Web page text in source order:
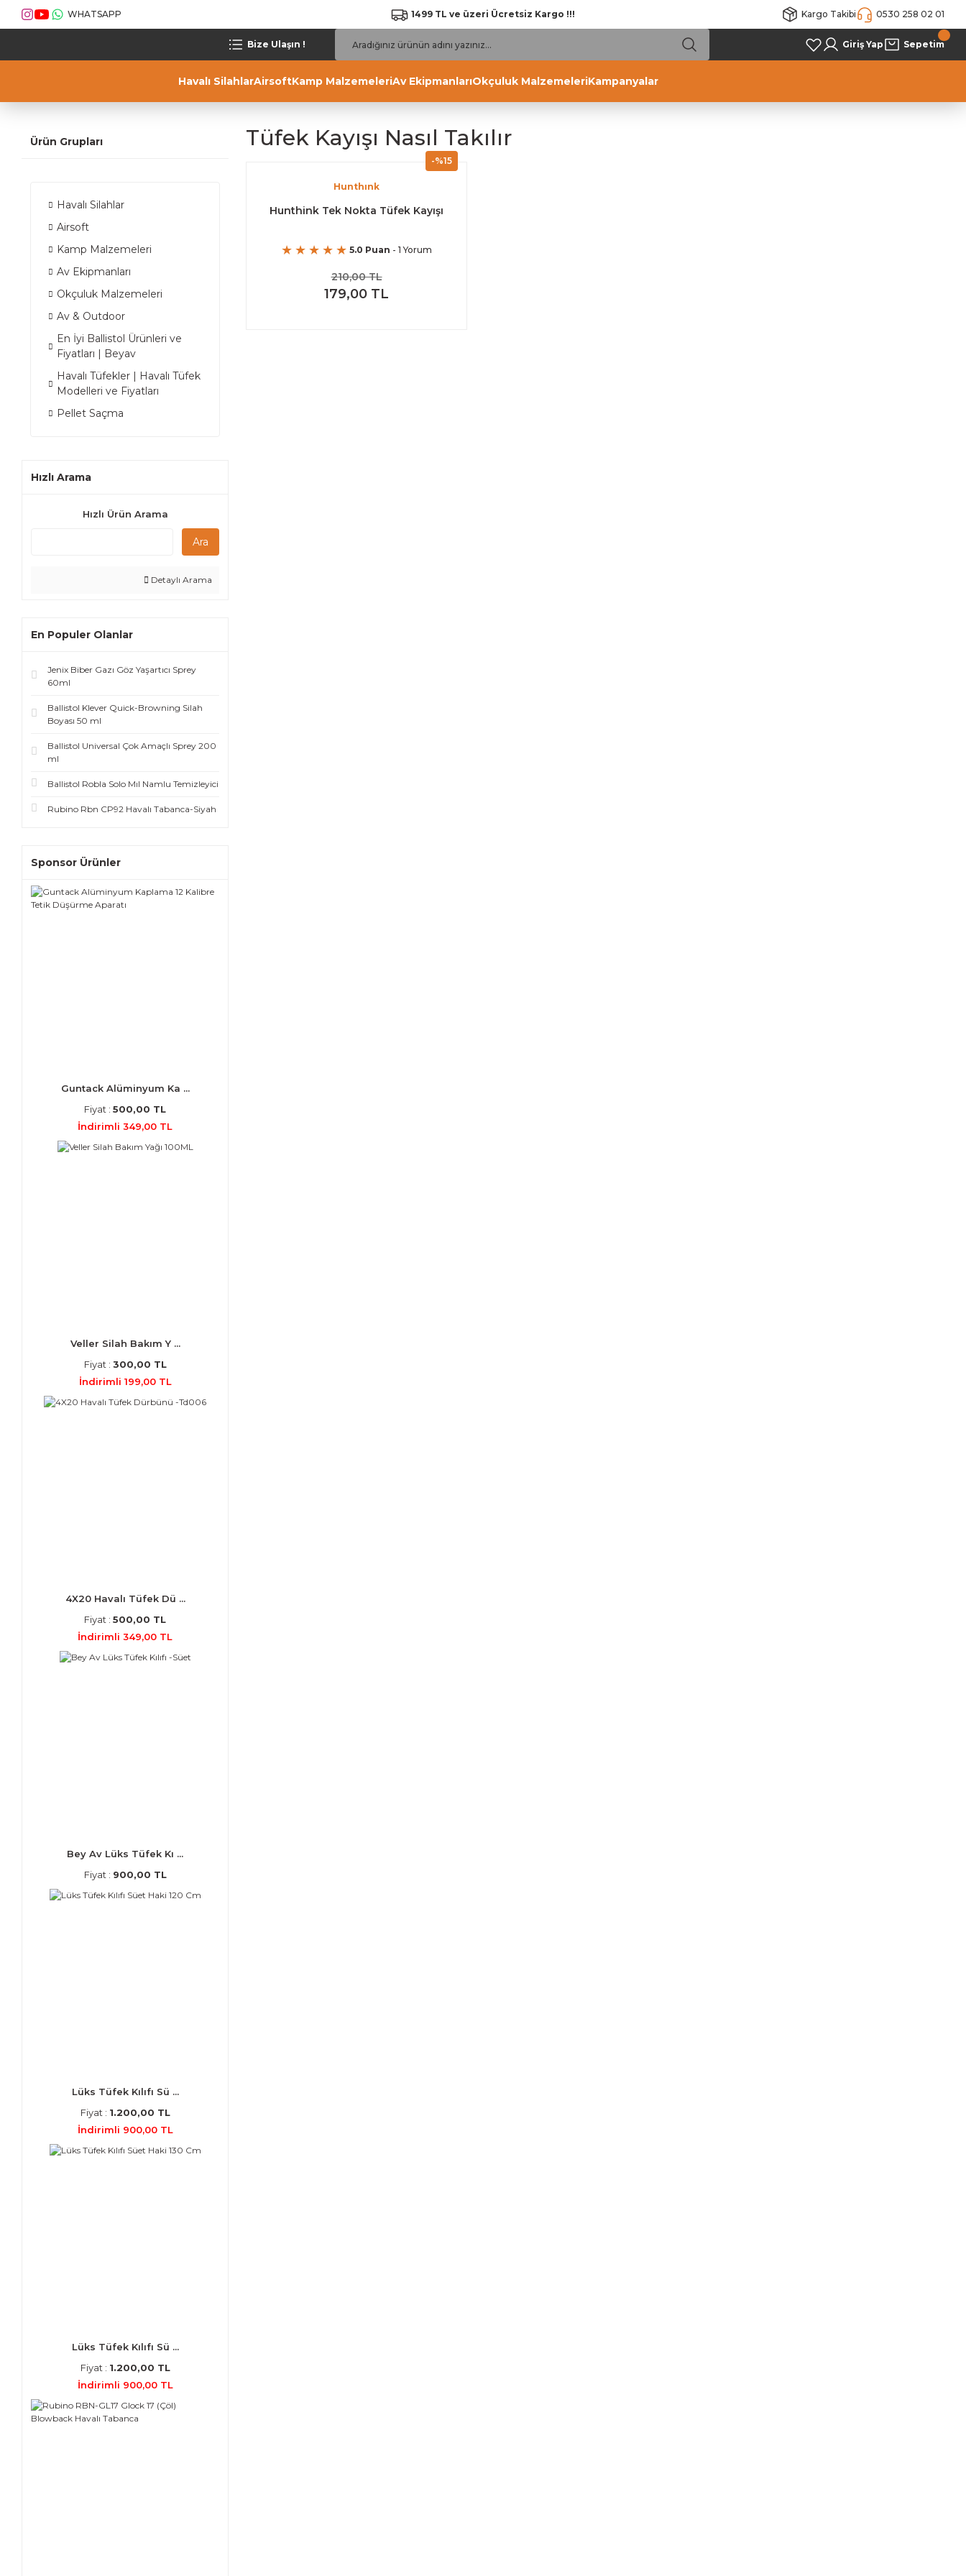
WHATSAPP 1499 TL ve üzeri Ücretsiz Kargo !!! Kargo Takibi 0530 258 02 01
Bize Ulaşın ! Giriş Yap Sepetim
Havalı SilahlarAirsoftKamp MalzemeleriAv EkipmanlarıOkçuluk MalzemeleriKampanyalar
Ürün Grupları
Havalı Silahlar
Airsoft
Kamp Malzemeleri
Av Ekipmanları
Okçuluk Malzemeleri
Av & Outdoor
En İyi Ballistol Ürünleri ve
Fiyatları | Beyav
Havalı Tüfekler | Havalı Tüfek
Modelleri ve Fiyatları
Pellet Saçma
Hızlı Arama
Hızlı Ürün Arama
Ara
Detaylı Arama
En Populer Olanlar
Jenix Biber Gazı Göz Yaşartıcı Sprey
60ml
Ballistol Klever Quick-Browning Silah
Boyası 50 ml
Ballistol Universal Çok Amaçlı Sprey 200
ml
Ballistol Robla Solo Mıl Namlu Temizleyici
Rubino Rbn CP92 Havalı Tabanca-Siyah
Sponsor Ürünler
Guntack Alüminyum Ka ...
Fiyat : 500,00 TL
İndirimli 349,00 TL
Veller Silah Bakım Y ...
Fiyat : 300,00 TL
İndirimli 199,00 TL
4X20 Havalı Tüfek Dü ...
Fiyat : 500,00 TL
İndirimli 349,00 TL
Bey Av Lüks Tüfek Kı ...
Fiyat : 900,00 TL
Lüks Tüfek Kılıfı Sü ...
Fiyat : 1.200,00 TL
İndirimli 900,00 TL
Lüks Tüfek Kılıfı Sü ...
Fiyat : 1.200,00 TL
İndirimli 900,00 TL
Tüfek Kayışı Nasıl Takılır
-%15
Hunthınk
Hunthink Tek Nokta Tüfek Kayışı
5.0 Puan - 1 Yorum
210,00 TL
179,00 TL